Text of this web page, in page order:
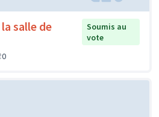
salle de
Soumis au
vote
0